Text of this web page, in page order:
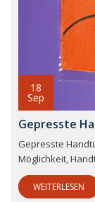
18
Sep
Gepresste
Gepresste
Möglichkeit,
WEITERLESEN